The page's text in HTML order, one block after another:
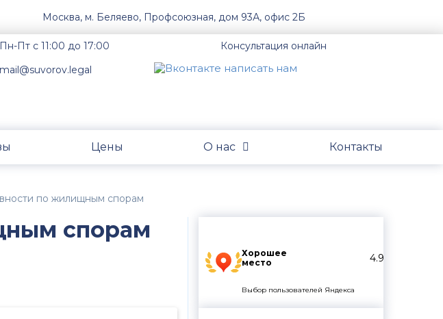
Москва, м. Беляево, Профсоюзная, дом 93А, офис 2Б
Пн-Пт с 11:00 до 17:00
mail@suvorov.legal
Консультация онлайн
Цены О нас Контакты
по жилищным спорам
Хорошее
место
4.9
Выбор пользователей Яндекса
спорам